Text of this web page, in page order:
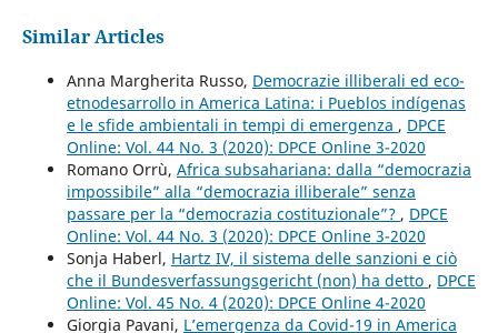
Similar Articles
Anna Margherita Russo, Democrazie illiberali ed eco-
etnodesarrollo in America Latina: i Pueblos indígenas
e le sfide ambientali in tempi di emergenza , DPCE
Online: Vol. 44 No. 3 (2020): DPCE Online 3-2020
Romano Orrù, Africa subsahariana: dalla “democrazia
impossibile” alla “democrazia illiberale” senza
passare per la “democrazia costituzionale”? , DPCE
Online: Vol. 44 No. 3 (2020): DPCE Online 3-2020
Sonja Haberl, Hartz IV, il sistema delle sanzioni e ciò
che il Bundesverfassungsgericht (non) ha detto , DPCE
Online: Vol. 45 No. 4 (2020): DPCE Online 4-2020
Giorgia Pavani, L’emergenza da Covid-19 in America